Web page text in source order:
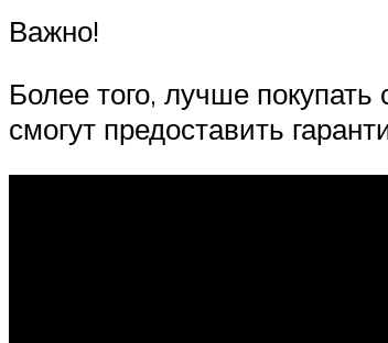
Важно!
Более того, лучше
смогут предоставить